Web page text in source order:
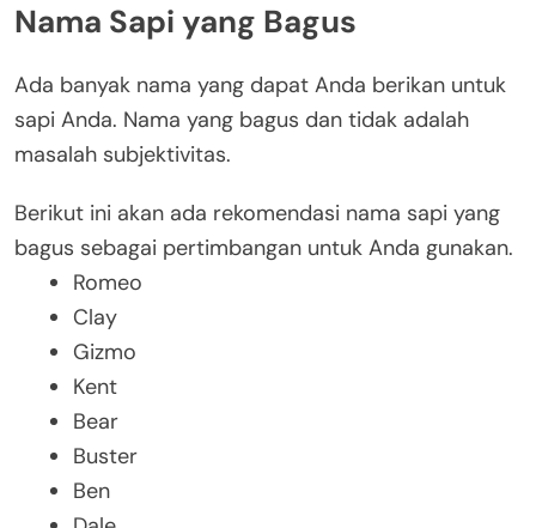
Nama Sapi yang Bagus
Ada banyak nama yang dapat Anda berikan untuk
sapi Anda. Nama yang bagus dan tidak adalah
masalah subjektivitas.
Berikut ini akan ada rekomendasi nama sapi yang
bagus sebagai pertimbangan untuk Anda gunakan.
Romeo
Clay
Gizmo
Kent
Bear
Buster
Ben